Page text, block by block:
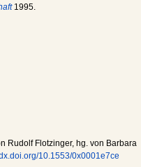
1995.
Rudolf Flotzinger, hg. von Barbara
10.1553/0x0001e7ce